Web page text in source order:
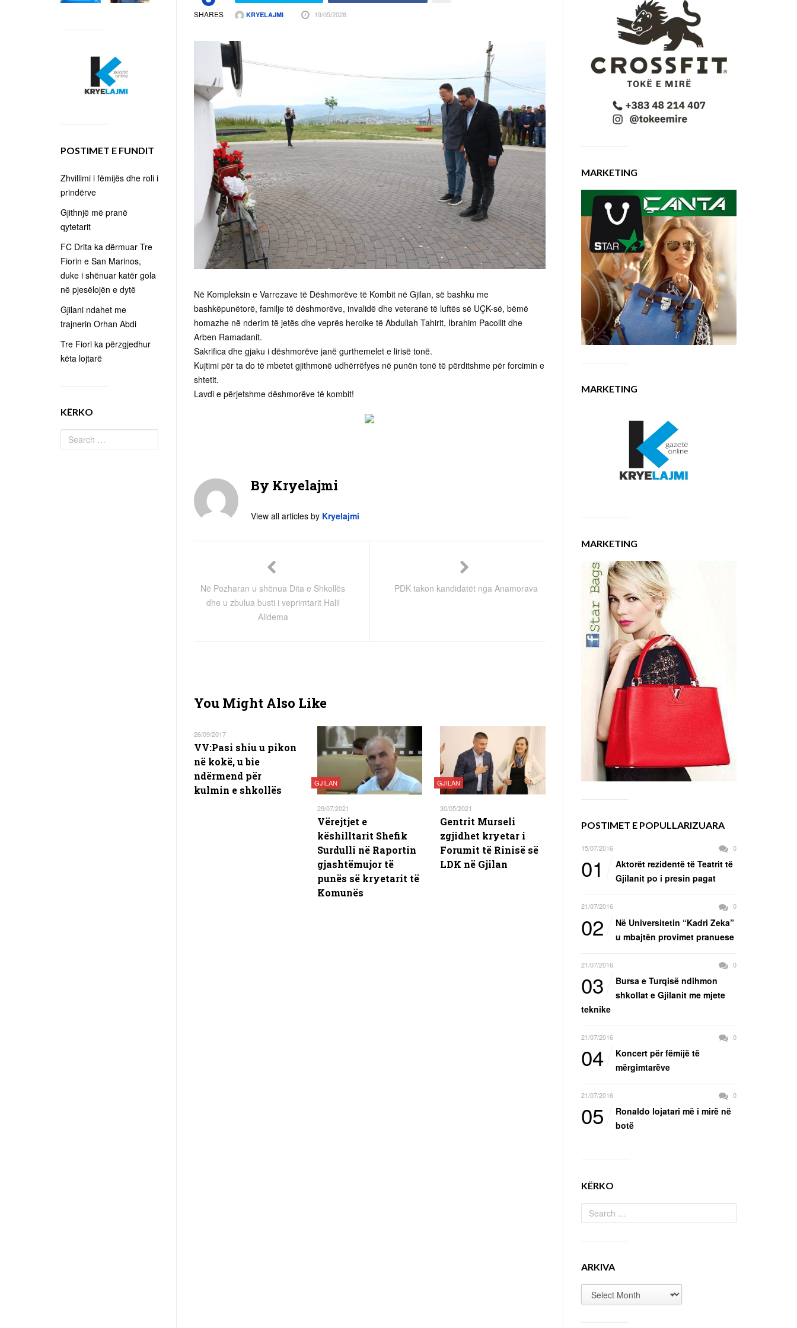
SHARES KRYELAJMI 19/05/2026
Në Kompleksin e Varrezave të Dëshmorëve të Kombit në Gjilan, së bashku me
bashkëpunëtorë, familje të dëshmorëve, invalidë dhe veteranë të luftës së UÇK-së, bëmë
homazhe në nderim të jetës dhe veprës heroike të Abdullah Tahirit, Ibrahim Pacollit dhe
Arben Ramadanit.
Sakrifica dhe gjaku i dëshmorëve janë gurthemelet e lirisë tonë.
Kujtimi për ta do të mbetet gjithmonë udhërrëfyes në punën tonë të përditshme për forcimin e
shtetit.
Lavdi e përjetshme dëshmorëve të kombit!
By Kryelajmi
View all articles by Kryelajmi
Në Pozharan u shënua Dita e Shkollës
dhe u zbulua busti i veprimtarit Halil
Alidema
PDK takon kandidatët nga Anamorava
You Might Also Like
26/09/2017
VV:Pasi shiu u pikon
në kokë, u bie
ndërmend për
kulmin e shkollës
GJILAN
29/07/2021
Vërejtjet e
këshilltarit Shefik
Surdulli në Raportin
gjashtëmujor të
punës së kryetarit të
Komunës
GJILAN
30/05/2021
Gentrit Murseli
zgjidhet kryetar i
Forumit të Rinisë së
LDK në Gjilan
MARKETING
MARKETING
MARKETING
POSTIMET E POPULLARIZUARA
15/07/2016 0
01
Aktorët rezidentë të Teatrit të
Gjilanit po i presin pagat
21/07/2016 0
02
Në Universitetin “Kadri Zeka”
u mbajtën provimet pranuese
21/07/2016 0
03
Bursa e Turqisë ndihmon
shkollat e Gjilanit me mjete
teknike
21/07/2016 0
04
Koncert për fëmijë të
mërgimtarëve
21/07/2016 0
05
Ronaldo lojatari më i mirë në
botë
KËRKO
ARKIVA
POSTIMET E FUNDIT
Zhvillimi i fëmijës dhe roli i
prindërve
Gjithnjë më pranë
qytetarit
FC Drita ka dërmuar Tre
Fiorin e San Marinos,
duke i shënuar katër gola
në pjesëlojën e dytë
Gjilani ndahet me
trajnerin Orhan Abdi
Tre Fiori ka përzgjedhur
këta lojtarë
KËRKO